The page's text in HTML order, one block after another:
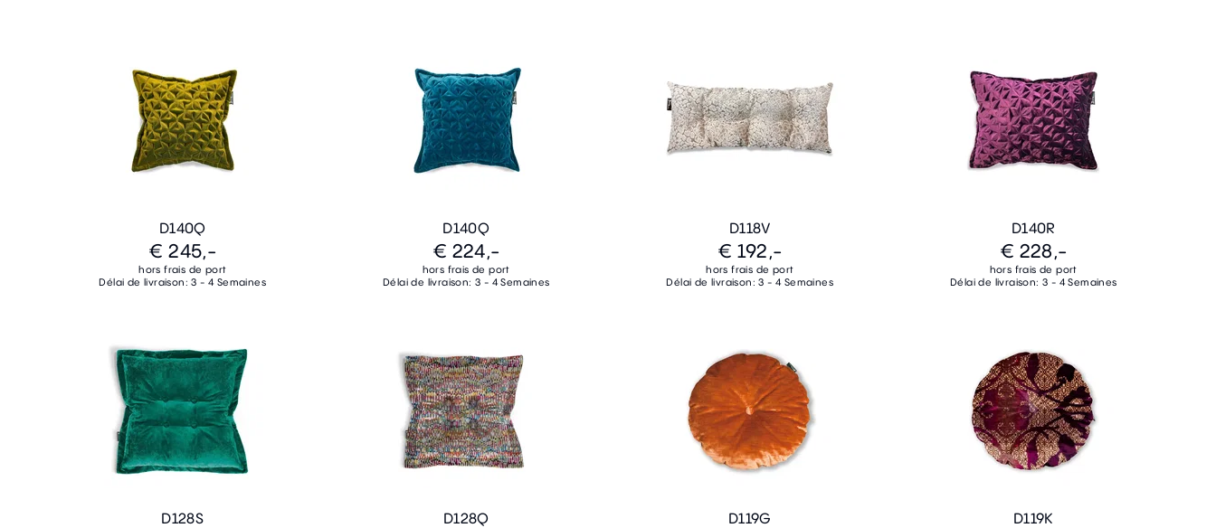
D140Q
€ 245,-
hors frais de port
Délai de livraison: 3 - 4 Semaines
D140Q
€ 224,-
hors frais de port
Délai de livraison: 3 - 4 Semaines
D118V
€ 192,-
hors frais de port
Délai de livraison: 3 - 4 Semaines
D140R
€ 228,-
hors frais de port
Délai de livraison: 3 - 4 Semaines
D128S D128Q D119G D119K